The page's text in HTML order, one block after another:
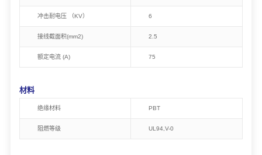
冲击耐电压 （KV） 6
接线截面积(mm2) 2.5
额定电流 (A) 75
材料
绝缘材料 PBT
阻燃等级 UL94,V-0